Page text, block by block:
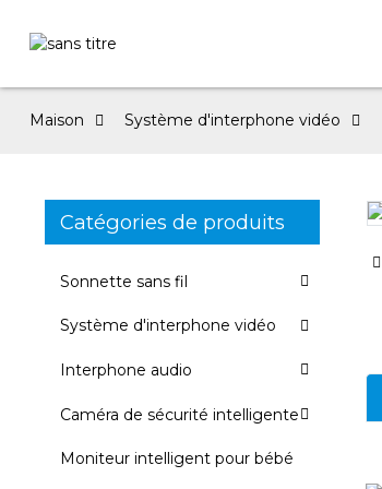
Maison Système d'interphone vidéo
Catégories de produits
Sonnette sans fil
Système d'interphone vidéo
Interphone audio
Caméra de sécurité intelligente
Moniteur intelligent pour bébé
Loading...
Loading...